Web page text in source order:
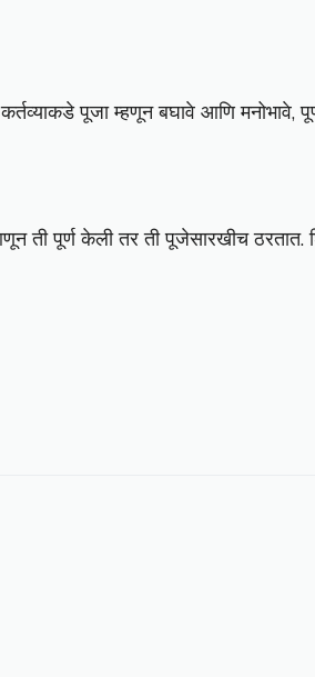
पूजा म्हणून बघावे आणि मनोभावे,
ती पूर्ण केली तर ती पूजेसारखीच